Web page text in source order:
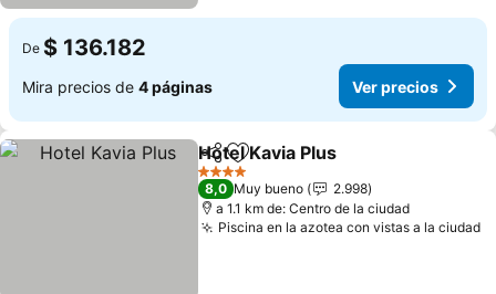
De $ 136.182
Mira precios de 4 páginas Ver precios
CompartirAgregar a favoritos
Hotel Kavia Plus
4 Estrellas
8,0 Muy bueno
2.998
a 1.1 km de: Centro de la ciudad
Piscina en la azotea con vistas a la ciudad